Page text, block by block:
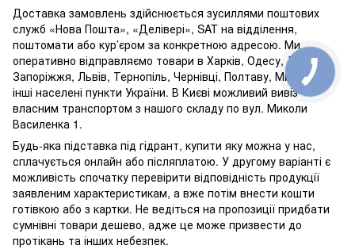
Доставка замовлень здійснюється зусиллями поштових
служб «Нова Пошта», «Делівері», SAT на відділення,
поштомати або кур’єром за конкретною адресою. Ми
оперативно відправляємо товари в Харків, Одесу, Дніпро,
Запоріжжя, Львів, Тернопіль, Чернівці, Полтаву, Миколаїв,
інші населені пункти України. В Києві можливий вивіз
власним транспортом з нашого складу по вул. Миколи
Василенка 1.
Будь-яка підставка під гідрант, купити яку можна у нас,
сплачується онлайн або післяплатою. У другому варіанті є
можливість спочатку перевірити відповідність продукції
заявленим характеристикам, а вже потім внести кошти
готівкою або з картки. Не ведіться на пропозиції придбати
сумнівні товари дешево, адже це може призвести до
протікань та інших небезпек.